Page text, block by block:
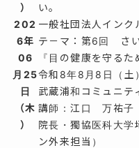
）
い。
202
6年
06
月25
日
（木
）
一般社団法人インク
テ－マ：第6回 さ
『目の健康を守るた
令和8年8月8日（土
武蔵浦和コミュニテ
講師：江口 万祐子
院長・獨協医科大学
ン外来担当）